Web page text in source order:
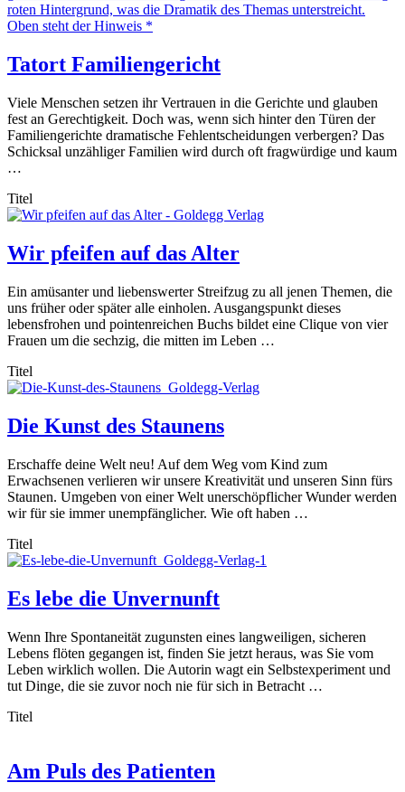
Tatort Familiengericht
Viele Menschen setzen ihr Vertrauen in die Gerichte und glauben
fest an Gerechtigkeit. Doch was, wenn sich hinter den Türen der
Familiengerichte dramatische Fehlentscheidungen verbergen? Das
Schicksal unzähliger Familien wird durch oft fragwürdige und kaum
…
Titel
Wir pfeifen auf das Alter
Ein amüsanter und liebenswerter Streifzug zu all jenen Themen, die
uns früher oder später alle einholen. Ausgangspunkt dieses
lebensfrohen und pointenreichen Buchs bildet eine Clique von vier
Frauen um die sechzig, die mitten im Leben …
Titel
Die Kunst des Staunens
Erschaffe deine Welt neu! Auf dem Weg vom Kind zum
Erwachsenen verlieren wir unsere Kreativität und unseren Sinn fürs
Staunen. Umgeben von einer Welt unerschöpflicher Wunder werden
wir für sie immer unempfänglicher. Wie oft haben …
Titel
Es lebe die Unvernunft
Wenn Ihre Spontaneität zugunsten eines langweiligen, sicheren
Lebens flöten gegangen ist, finden Sie jetzt heraus, was Sie vom
Leben wirklich wollen. Die Autorin wagt ein Selbstexperiment und
tut Dinge, die sie zuvor noch nie für sich in Betracht …
Titel
Am Puls des Patienten